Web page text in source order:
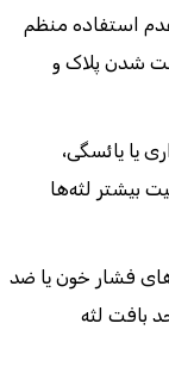
استفاده منظم
شدن پلاک و
یا یائسگی،
بیشتر لثه‌ها
فشار خون یا ضد
بافت لثه